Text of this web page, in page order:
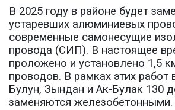
В 2025 году в районе будет
устаревших алюминиевых
современные самонесущие
провода (СИП). В настоящее
проложено и установлено 1,5
проводов. В рамках этих работ
Булун, Зындан и Ак-Булак 130
заменяются железобетонными.